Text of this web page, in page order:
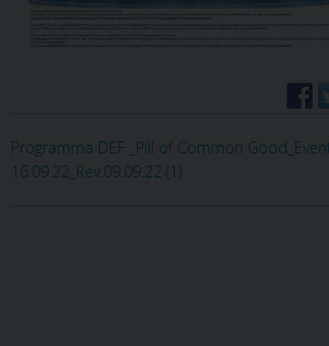
Programma DEF _Pill of Common
16.09.22_Rev.09.09.22 (1)